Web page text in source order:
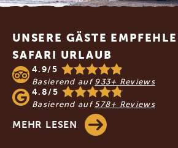
Footer
UNSERE GÄSTE
SAFARI URLAUB
4.9/5
Basierend auf 933+ Reviews
4.8/5
Basierend auf 578+ Reviews
MEHR LESEN